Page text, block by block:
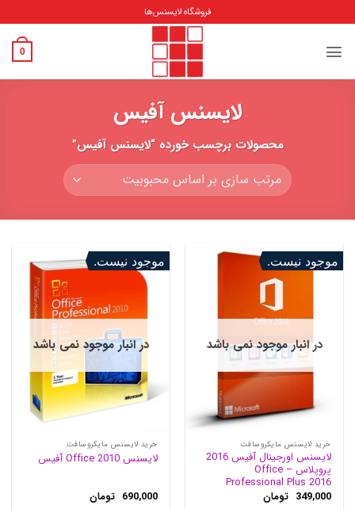
content
فروشگاه لایسنس‌ها
0
لایسنس آفیس
محصولات برچسب خورده “لایسنس آفیس”
موجود نیست.
در انبار موجود نمی باشد
خرید لایسنس مایکروسافت
لایسنس اورجینال آفیس 2016
پروپلاس – Office
Professional Plus 2016
349,000 تومان
موجود نیست.
در انبار موجود نمی باشد
خرید لایسنس مایکروسافت
لایسنس Office 2010 آفیس
690,000 تومان